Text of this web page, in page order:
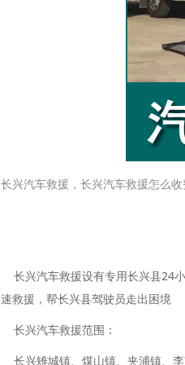
长兴汽车救援，长兴汽车救援怎么
长兴汽车救援设有专用长兴县24
速救援，帮长兴县驾驶员走出困境
长兴汽车救援范围：
长兴‌雉城镇、煤山镇、夹浦镇、